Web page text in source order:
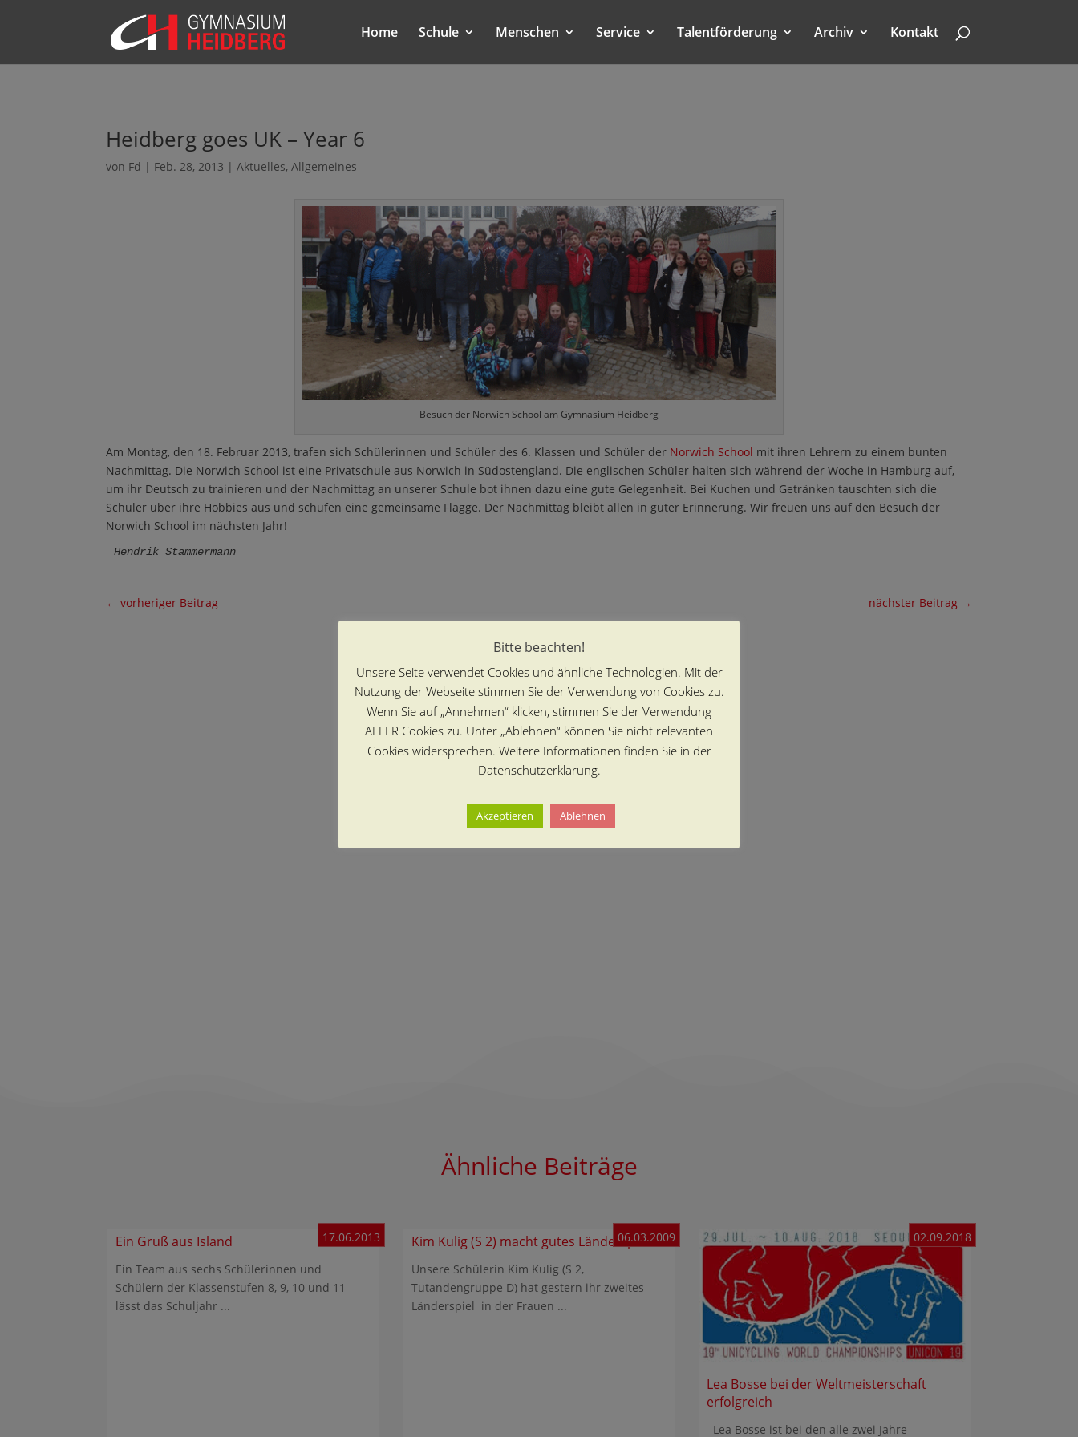
Home Schule Menschen Service Talentförderung Archiv Kontakt
Heidberg goes UK – Year 6
von Fd | Feb. 28, 2013 | Aktuelles, Allgemeines
Besuch der Norwich School am Gymnasium Heidberg
Am Montag, den 18. Februar 2013, trafen sich Schülerinnen und Schüler des 6. Klassen und Schüler der Norwich School mit ihren Lehrern zu einem bunten
Nachmittag. Die Norwich School ist eine Privatschule aus Norwich in Südostengland. Die englischen Schüler halten sich während der Woche in Hamburg auf,
um ihr Deutsch zu trainieren und der Nachmittag an unserer Schule bot ihnen dazu eine gute Gelegenheit. Bei Kuchen und Getränken tauschten sich die
Schüler über ihre Hobbies aus und schufen eine gemeinsame Flagge. Der Nachmittag bleibt allen in guter Erinnerung. Wir freuen uns auf den Besuch der
Norwich School im nächsten Jahr!
Hendrik Stammermann
← vorheriger Beitrag nächster Beitrag →
Ähnliche Beiträge
Ein Gruß aus Island 17.06.2013
Ein Team aus sechs Schülerinnen und
Schülern der Klassenstufen 8, 9, 10 und 11
lässt das Schuljahr ...
Kim Kulig (S 2) macht gutes Länderspiel
06.03.2009
Unsere Schülerin Kim Kulig (S 2,
Tutandengruppe D) hat gestern ihr zweites
Länderspiel in der Frauen ...
Lea Bosse bei der Weltmeisterschaft
erfolgreich
02.09.2018
Lea Bosse ist bei den alle zwei Jahre
Bitte beachten!
Unsere Seite verwendet Cookies und ähnliche Technologien. Mit der
Nutzung der Webseite stimmen Sie der Verwendung von Cookies zu.
Wenn Sie auf „Annehmen“ klicken, stimmen Sie der Verwendung
ALLER Cookies zu. Unter „Ablehnen“ können Sie nicht relevanten
Cookies widersprechen. Weitere Informationen finden Sie in der
Datenschutzerklärung.
Akzeptieren Ablehnen